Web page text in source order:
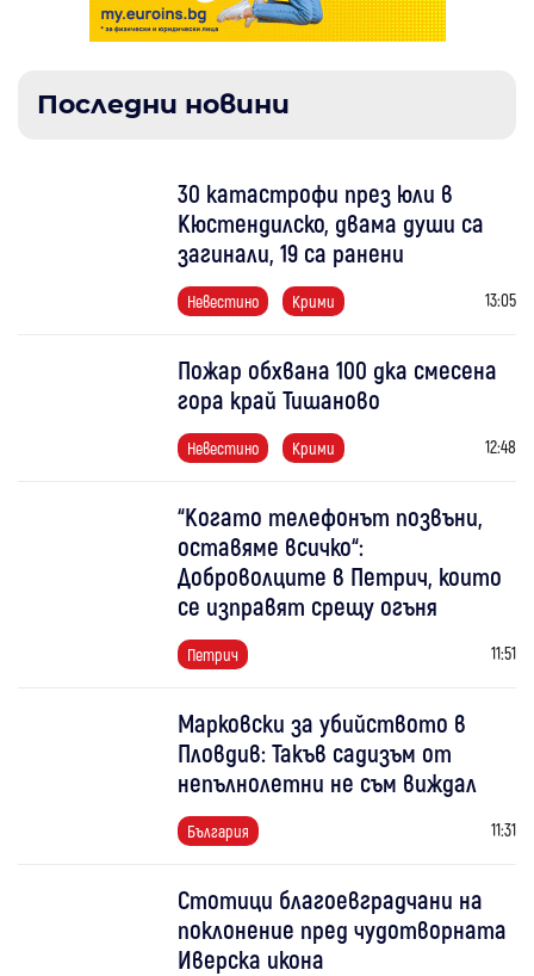
Последни новини
30 катастрофи през юли в
Кюстендилско, двама души са
загинали, 19 са ранени
Невестино Крими 13:05
Пожар обхвана 100 дка смесена
гора край Тишаново
Невестино Крими 12:48
“Когато телефонът позвъни,
оставяме всичко“:
Доброволците в Петрич, които
се изправят срещу огъня
Петрич 11:51
Марковски за убийството в
Пловдив: Такъв садизъм от
непълнолетни не съм виждал
България 11:31
Стотици благоевградчани на
поклонение пред чудотворната
Иверска икона